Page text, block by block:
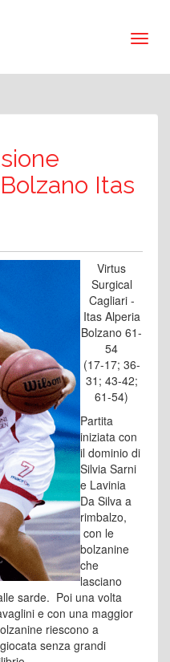
Itas
Virtus
Surgical
Cagliari -
Itas Alperia
Bolzano 61-
54
(17-17; 36-
31; 43-42;
61-54)
Partita
iniziata con
il dominio di
Silvia Sarni
e Lavinia
Da Silva a
rimbalzo,
con le
bolzanine
che
lasciano
sarde. Poi una volta
e con una maggior
riescono a
senza grandi